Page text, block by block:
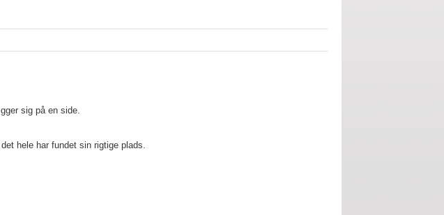
sig på en side.
hele har fundet sin rigtige plads.